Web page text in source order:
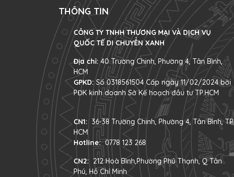
THÔNG TIN
CÔNG TY TNHH THƯƠNG MẠI VÀ DỊCH VỤ
QUỐC TẾ DI CHUYỂN XANH
Địa chỉ: 40 Trường Chinh, Phường 4, Tân Bình,
HCM
GPKD:Số 0318561504 Cấp ngày 11/02/2024 bởi
PĐK kinh doanh Sở Kế hoạch đầu tư TP.HCM
CN1: 36-38 Trường Chinh, Phường 4, Tân Bình, TP
HCM
Hotline: 0778 123 268
CN2: 212 Hoà Bình,Phường Phú Thạnh, Q Tân
Phú, Hồ Chí Minh